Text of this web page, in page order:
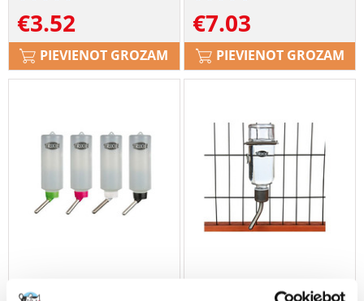
€3.52
PIEVIENOT GROZAM
€7.03
PIEVIENOT GROZAM